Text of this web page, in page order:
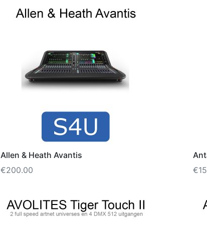
Allen & Heath Avantis
€200.00
€